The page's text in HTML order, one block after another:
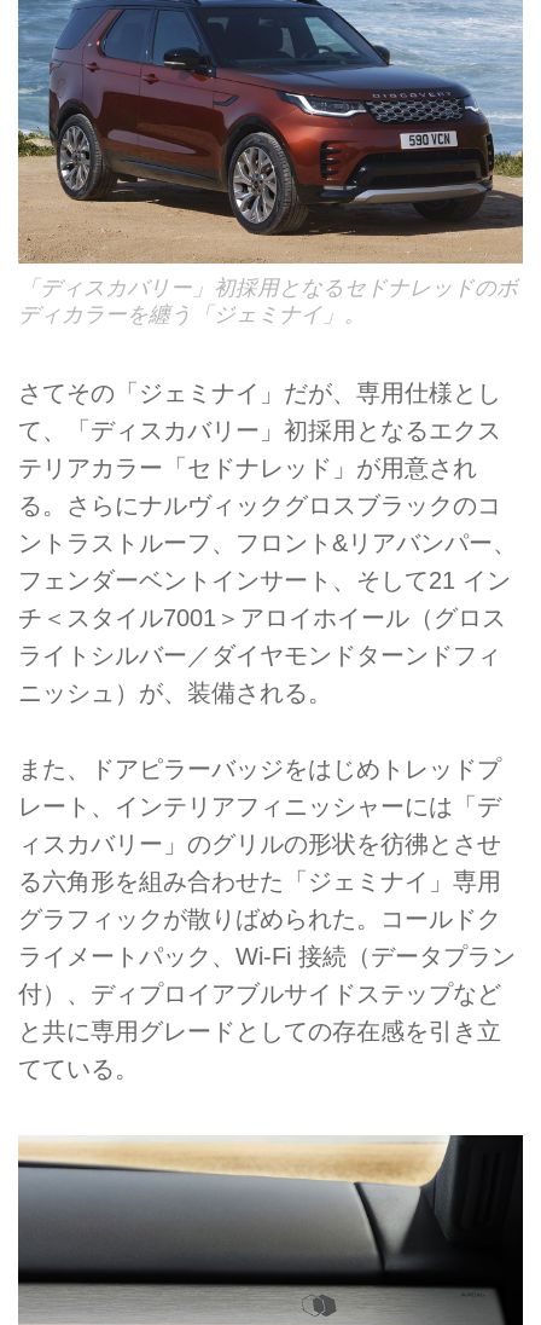
「ディスカバリー」初採用となるセドナレッドのボ
ディカラーを纏う「ジェミナイ」。
さてその「ジェミナイ」だが、専用仕様とし
て、「ディスカバリー」初採用となるエクス
テリアカラー「セドナレッド」が用意され
る。さらにナルヴィックグロスブラックのコ
ントラストルーフ、フロント&リアバンパー、
フェンダーベントインサート、そして21 イン
チ＜スタイル7001＞アロイホイール（グロス
ライトシルバー／ダイヤモンドターンドフィ
ニッシュ）が、装備される。
また、ドアピラーバッジをはじめトレッドプ
レート、インテリアフィニッシャーには「デ
ィスカバリー」のグリルの形状を彷彿とさせ
る六角形を組み合わせた「ジェミナイ」専用
グラフィックが散りばめられた。コールドク
ライメートパック、Wi-Fi 接続（データプラン
付）、ディプロイアブルサイドステップなど
と共に専用グレードとしての存在感を引き立
てている。